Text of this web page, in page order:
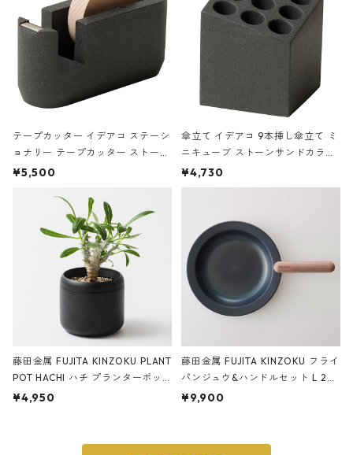
テープカッター イデアコ ステーシ
ョナリー テープカッター ストーン
サンドカラー 石調 ideaco Station
¥5,500
傘立て イデアコ 9本挿し傘立て ミ
ニキューブ ストーンサンドカラー
石調 ideaco Umbrella Stand CUB
E ストーンサンドブラック
¥4,730
藤田金属 FUJITA KINZOKU PLANT
POT HACHI ハチ プランターポッ
ト 3号 ブラック
¥4,950
藤田金属 FUJITA KINZOKU フライ
パンジュウ&ハンドルセット L 24c
m ガス火・IH対応 鉄フライパン
¥9,900